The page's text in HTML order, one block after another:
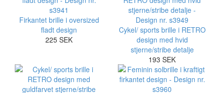
Firkantet brille i oversized
fladt design
225 SEK
Cykel/ sports brille i RETRO
design med hvid
stjerne/stribe detalje
193 SEK